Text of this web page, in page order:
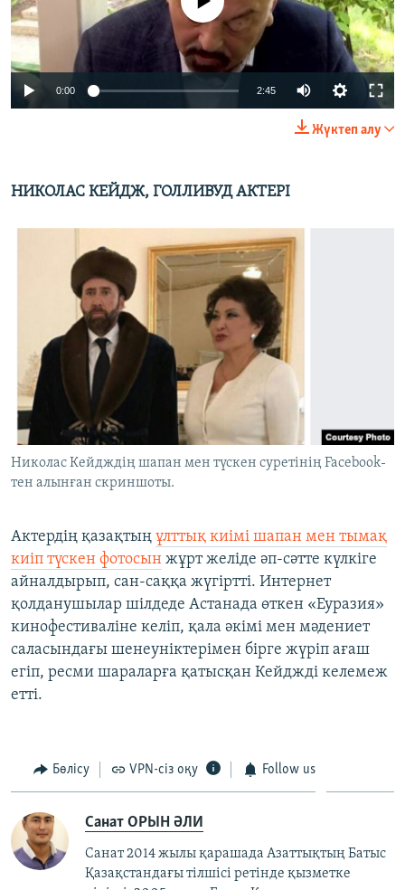
0:00 2:45
Жүктеп алу
НИКОЛАС КЕЙДЖ, ГОЛЛИВУД АКТЕРІ
Николас Кейдждің шапан мен түскен суретінің Facebook-
тен алынған скриншоты.
​Актердің қазақтың ұлттық киімі шапан мен тымақ
киіп түскен фотосын жұрт желіде әп-сәтте күлкіге
айналдырып, сан-саққа жүгіртті. Интернет
қолданушылар шілдеде Астанада өткен «Еуразия»
кинофестиваліне келіп, қала әкімі мен мәдениет
саласындағы шенеуніктерімен бірге жүріп ағаш
егіп, ресми шараларға қатысқан Кейджді келемеж
етті.
Бөлісу VPN-сіз оқу Follow us
Санат ОРЫН ӘЛИ
Санат 2014 жылы қарашада Азаттықтың Батыс
Қазақстандағы тілшісі ретінде қызметке